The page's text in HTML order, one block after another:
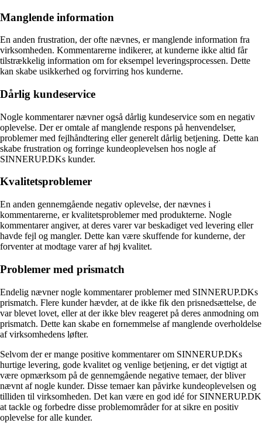
Manglende information
En anden frustration, der ofte nævnes, er manglende information fra
virksomheden. Kommentarerne indikerer, at kunderne ikke altid får
tilstrækkelig information om for eksempel leveringsprocessen. Dette
kan skabe usikkerhed og forvirring hos kunderne.
Dårlig kundeservice
Nogle kommentarer nævner også dårlig kundeservice som en negativ
oplevelse. Der er omtale af manglende respons på henvendelser,
problemer med fejlhåndtering eller generelt dårlig betjening. Dette kan
skabe frustration og forringe kundeoplevelsen hos nogle af
SINNERUP.DKs kunder.
Kvalitetsproblemer
En anden gennemgående negativ oplevelse, der nævnes i
kommentarerne, er kvalitetsproblemer med produkterne. Nogle
kommentarer angiver, at deres varer var beskadiget ved levering eller
havde fejl og mangler. Dette kan være skuffende for kunderne, der
forventer at modtage varer af høj kvalitet.
Problemer med prismatch
Endelig nævner nogle kommentarer problemer med SINNERUP.DKs
prismatch. Flere kunder hævder, at de ikke fik den prisnedsættelse, de
var blevet lovet, eller at der ikke blev reageret på deres anmodning om
prismatch. Dette kan skabe en fornemmelse af manglende overholdelse
af virksomhedens løfter.
Selvom der er mange positive kommentarer om SINNERUP.DKs
hurtige levering, gode kvalitet og venlige betjening, er det vigtigt at
være opmærksom på de gennemgående negative temaer, der bliver
nævnt af nogle kunder. Disse temaer kan påvirke kundeoplevelsen og
tilliden til virksomheden. Det kan være en god idé for SINNERUP.DK
at tackle og forbedre disse problemområder for at sikre en positiv
oplevelse for alle kunder.